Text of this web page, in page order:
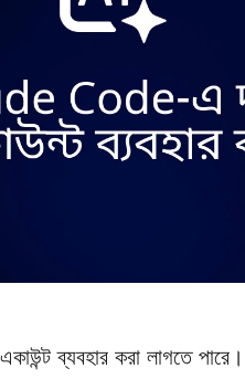
ব্যবহার করা লাগতে